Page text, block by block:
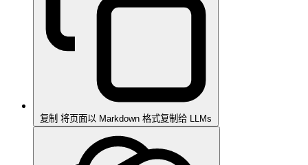
复制 将页面以 Markdown 格式复制给 LLMs